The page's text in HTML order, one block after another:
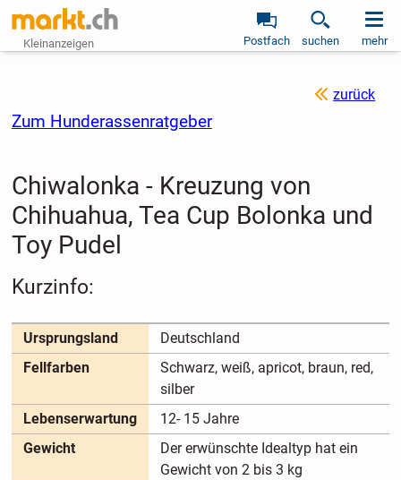
Kleinanzeigen Postfach suchen mehr
zurück
Zum Hunderassenratgeber
Chiwalonka - Kreuzung von
Chihuahua, Tea Cup Bolonka und
Toy Pudel
Kurzinfo:
Ursprungsland
Deutschland
Fellfarben
Schwarz, weiß, apricot, braun, red,
silber
Lebenserwartung
12- 15 Jahre
Gewicht
Der erwünschte Idealtyp hat ein
Gewicht von 2 bis 3 kg